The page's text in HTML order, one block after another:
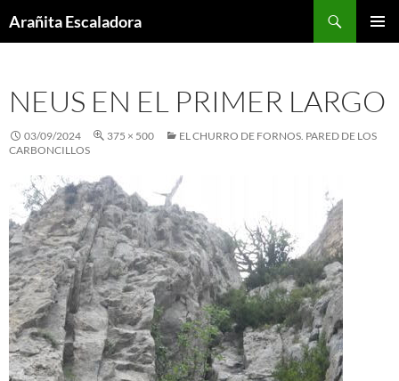
toArañita Escaladora
NEUS EN EL PRIMER LARGO
03/09/2024 375 × 500
EL CHURRO DE FORNOS. PARED DE LOS
CARBONCILLOS